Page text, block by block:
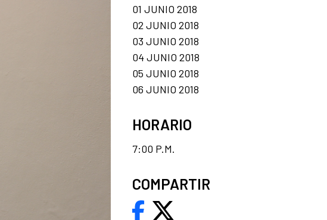
01 JUNIO 2018
02 JUNIO 2018
03 JUNIO 2018
04 JUNIO 2018
05 JUNIO 2018
06 JUNIO 2018
HORARIO
7:00 P.M.
COMPARTIR